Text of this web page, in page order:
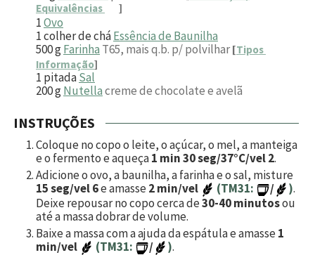
Equivalências
]
1Ovo
1colher de cháEssência de Baunilha
500gFarinha T65, mais q.b. p/ polvilhar[Tipos
Informação]
1 pitadaSal
200gNutellacreme de chocolate e avelã
INSTRUÇÕES
Coloque no copo o leite, o açúcar, o mel, a manteiga
e o fermento e aqueça1 min 30 seg/37°C/vel 2.
Adicione o ovo, a baunilha, a farinha e o sal, misture
15 seg/vel 6e amasse2 min/vel (TM31: / ).
Deixe repousar no copo cerca de30-40 minutosou
até a massa dobrar de volume.
Baixe a massa com a ajuda da espátula e amasse1
min/vel
(TM31: / ).